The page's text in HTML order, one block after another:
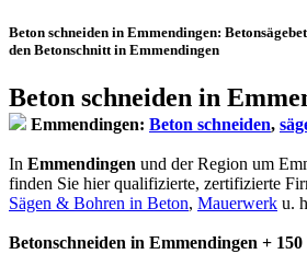
Beton schneiden in Emmendingen:
den Betonschnitt in Emmendingen
Beton schneiden in
Emmendingen: Beton schneiden,
In Emmendingen und der Region um
finden Sie hier qualifizierte, zertifizierte
Sägen & Bohren in Beton, Mauerwerk u.
Betonschneiden in Emmendingen +